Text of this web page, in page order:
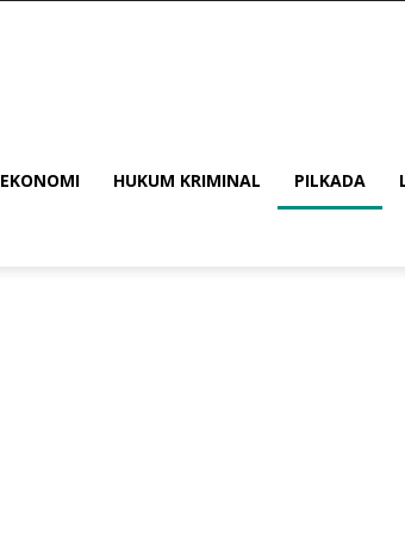
EKONOMI HUKUM KRIMINAL PILKADA